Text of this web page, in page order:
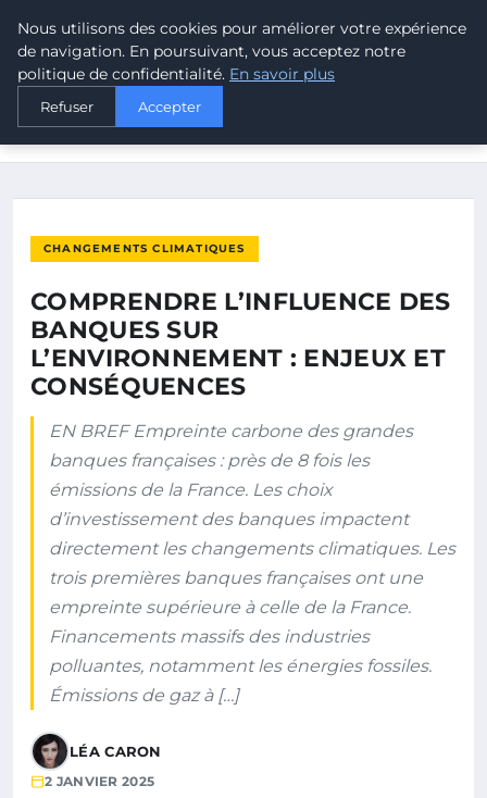
MALTA CLIMATE
ACCUEIL
COMPRENDRE L’INFLUENCE DES BANQUES SUR
CHANGEMENTS CLIMATIQUES
COMPRENDRE L’INFLUENCE DES
BANQUES SUR
L’ENVIRONNEMENT : ENJEUX ET
CONSÉQUENCES
EN BREF Empreinte carbone des grandes
banques françaises : près de 8 fois les
émissions de la France. Les choix
d’investissement des banques impactent
directement les changements climatiques. Les
trois premières banques françaises ont une
empreinte supérieure à celle de la France.
Financements massifs des industries
polluantes, notamment les énergies fossiles.
Émissions de gaz à […]
LÉA CARON
2 JANVIER 2025
Nous utilisons des cookies pour améliorer votre expérience
de navigation. En poursuivant, vous acceptez notre
politique de confidentialité. En savoir plus
Refuser Accepter